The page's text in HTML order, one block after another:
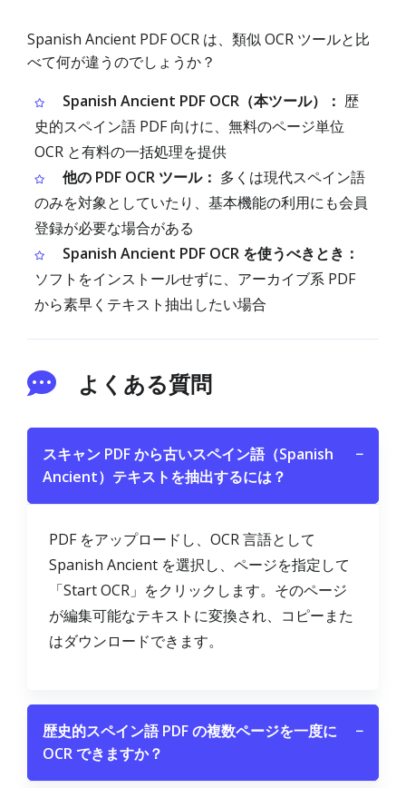
Spanish Ancient PDF OCR は、類似 OCR ツールと比
べて何が違うのでしょうか？
Spanish Ancient PDF OCR（本ツール）： 歴
史的スペイン語 PDF 向けに、無料のページ単位
OCR と有料の一括処理を提供
他の PDF OCR ツール： 多くは現代スペイン語
のみを対象としていたり、基本機能の利用にも会員
登録が必要な場合がある
Spanish Ancient PDF OCR を使うべきとき：
ソフトをインストールせずに、アーカイブ系 PDF
から素早くテキスト抽出したい場合
よくある質問
スキャン PDF から古いスペイン語（Spanish
Ancient）テキストを抽出するには？
−
PDF をアップロードし、OCR 言語として
Spanish Ancient を選択し、ページを指定して
「Start OCR」をクリックします。そのページ
が編集可能なテキストに変換され、コピーまた
はダウンロードできます。
歴史的スペイン語 PDF の複数ページを一度に
OCR できますか？
−